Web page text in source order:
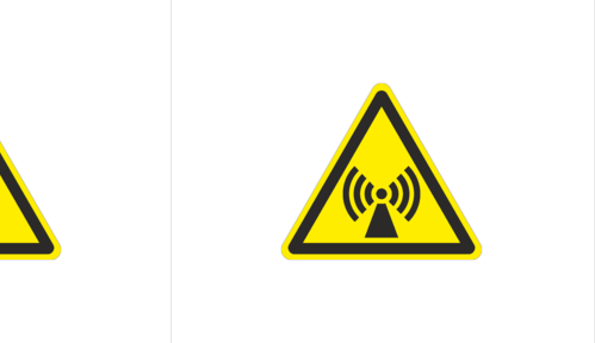
Вы можете приобрести
нашу продукцию через
Портал поставщиков